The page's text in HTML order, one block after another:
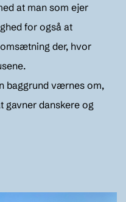
at man som ejer
for også at
der, hvor
baggrund værnes om,
gavner danskere og